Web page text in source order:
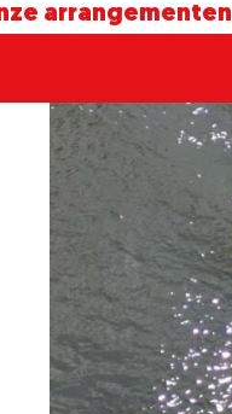
arrangementen